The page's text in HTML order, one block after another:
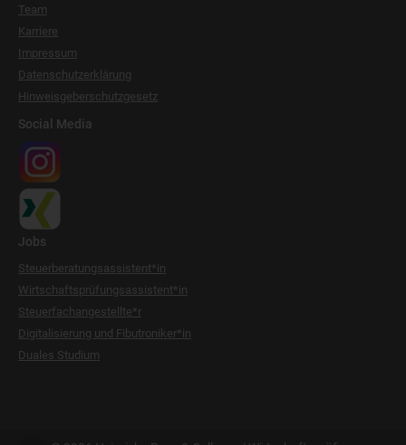
Team
Karriere
Impressum
Datenschutzerklärung
Hinweisgeberschutzgesetz
Social Media
Jobs
Steuerberatungsassistent*in
Wirtschaftsprüfungsassistent*in
Steuerfachangestellte*r
Digitalisierung und Fibutroniker*in
Duales Studium